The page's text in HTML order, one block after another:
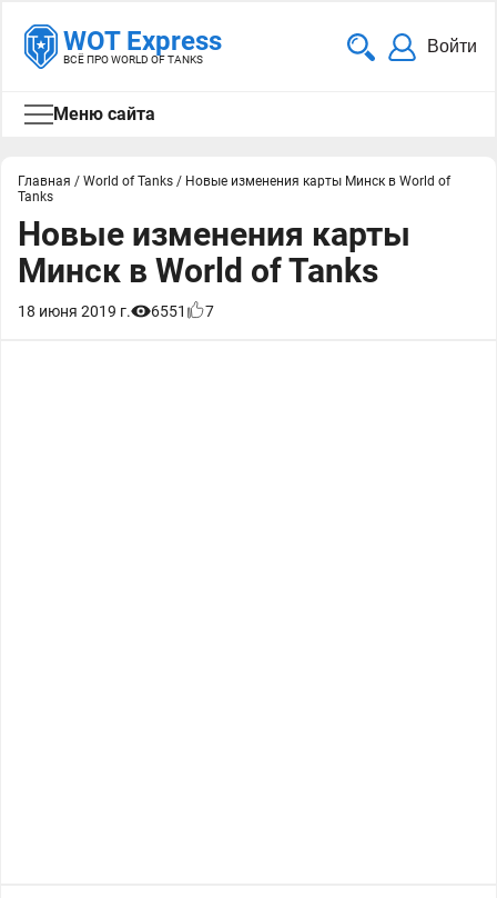
WOT Express
ВСЁ ПРО WORLD OF TANKS
Войти
Меню сайта
Главная / World of Tanks / Новые изменения карты Минск в World of
Tanks
Новые изменения карты
Минск в World of Tanks
18 июня 2019 г. 6551 7